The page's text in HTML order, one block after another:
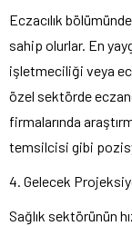
Eczacılık
sahip olurlar. En
işletmeciliği veya
özel sektörde
firmalarında
temsilcisi gibi
4. Gelecek
Sağlık sektörünün